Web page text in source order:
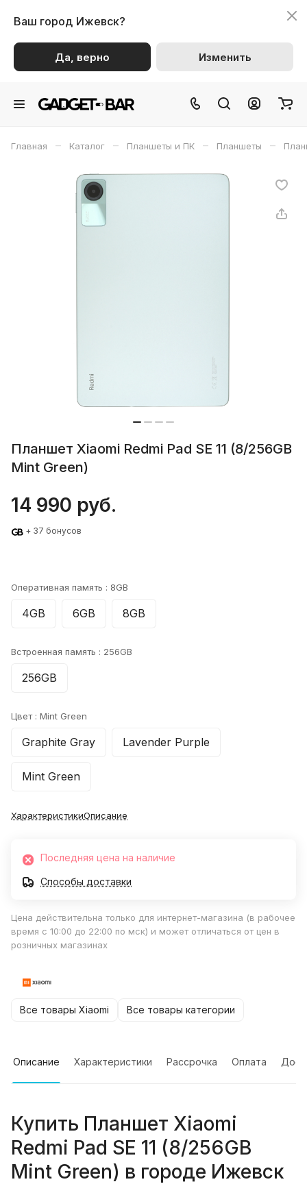
Ваш город Ижевск?
Да, верно Изменить
Главная – Каталог – Планшеты и ПК – Планшеты –
Планшет Xiaomi Redmi Pad SE 11 (8/256GB
Mint Green)
14 990 руб.
+ 37 бонусов
Оперативная память : 8GB
4GB 6GB 8GB
Встроенная память : 256GB
256GB
Цвет : Mint Green
Graphite Gray Lavender Purple
Mint Green
ХарактеристикиОписание
Последняя цена на наличие
Способы доставки
Цена действительна только для интернет-магазина (в рабочее
время с 10:00 до 22:00 по мск) и может отличаться от цен в
розничных магазинах
Все товары Xiaomi Все товары категории
Описание Характеристики Рассрочка Оплата
Купить Планшет Xiaomi
Redmi Pad SE 11 (8/256GB
Mint Green) в городе Ижевск